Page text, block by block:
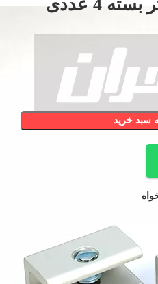
سبد خرید